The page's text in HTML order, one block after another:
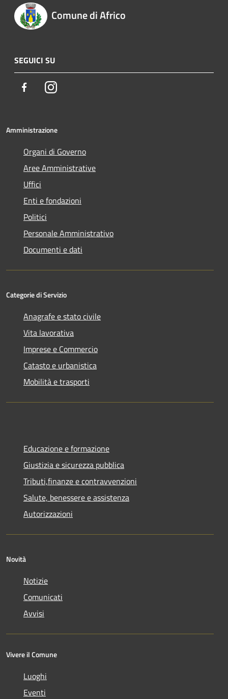
Comune di Africo
SEGUICI SU
FacebookInstagram
Amministrazione
Organi di Governo
Aree Amministrative
Uffici
Enti e fondazioni
Politici
Personale Amministrativo
Documenti e dati
Categorie di Servizio
Anagrafe e stato civile
Vita lavorativa
Imprese e Commercio
Catasto e urbanistica
Mobilità e trasporti
Educazione e formazione
Giustizia e sicurezza pubblica
Tributi,finanze e contravvenzioni
Salute, benessere e assistenza
Autorizzazioni
Novità
Notizie
Comunicati
Avvisi
Vivere il Comune
Luoghi
Eventi